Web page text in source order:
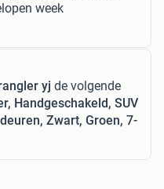
week
yj de volgende
Handgeschakeld, SUV
Zwart, Groen, 7-